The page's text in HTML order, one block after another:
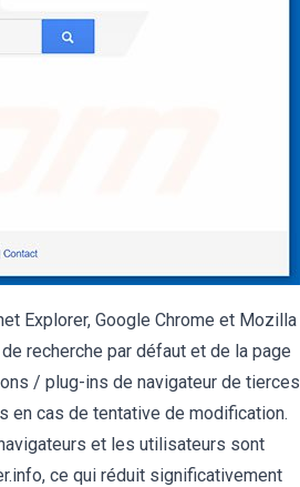
Explorer, Google Chrome et Mozilla
recherche par défaut et de la page
/ plug-ins de navigateur de tierces
en cas de tentative de modification.
et les utilisateurs sont
ce qui réduit significativement